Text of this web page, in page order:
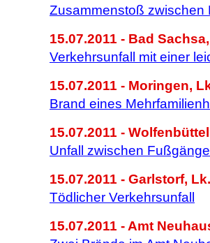
Zusammenstoß zwischen
15.07.2011 - Bad
Verkehrsunfall mit einer
15.07.2011 - Moringen,
Brand eines
15.07.2011 -
Unfall zwischen
15.07.2011 - Garlstorf,
Tödlicher Verkehrsunfall
15.07.2011 - Amt